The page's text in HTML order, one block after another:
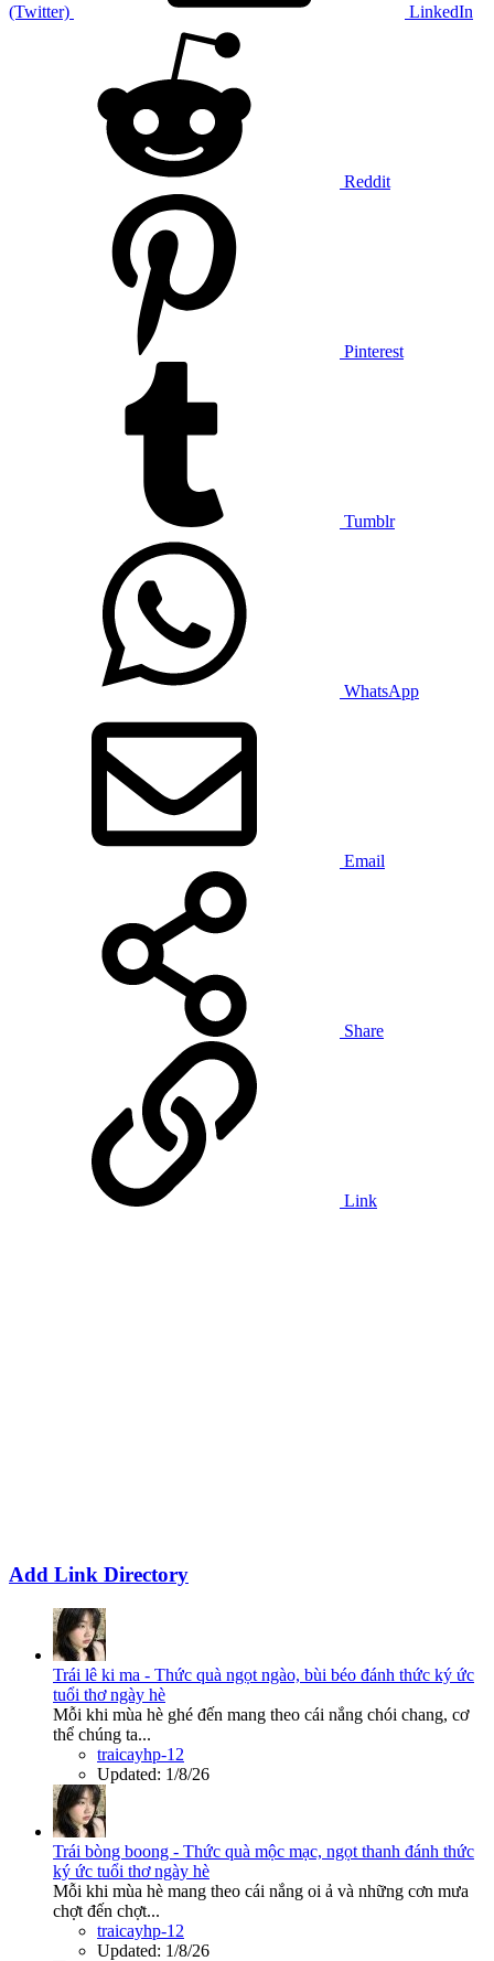
(Twitter) LinkedIn
Reddit
Pinterest
Tumblr
WhatsApp
Email
Share
Link
Add Link Directory
Trái lê ki ma - Thức quà ngọt ngào, bùi béo đánh thức ký ức
tuổi thơ ngày hè
Mỗi khi mùa hè ghé đến mang theo cái nắng chói chang, cơ
thể chúng ta...
traicayhp-12
Updated: 1/8/26
Trái bòng boong - Thức quà mộc mạc, ngọt thanh đánh thức
ký ức tuổi thơ ngày hè
Mỗi khi mùa hè mang theo cái nắng oi ả và những cơn mưa
chợt đến chợt...
traicayhp-12
Updated: 1/8/26